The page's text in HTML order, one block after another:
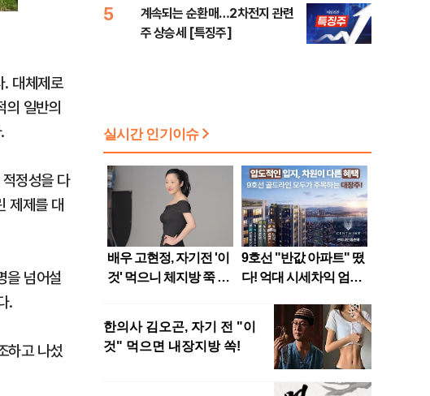
. 대체제로
의 일반의
정성을 다
제제를 대
넘어설
.
하고 나섰
5
계속되는 순환매…2차전지 관련
주 상승세 [특징주]